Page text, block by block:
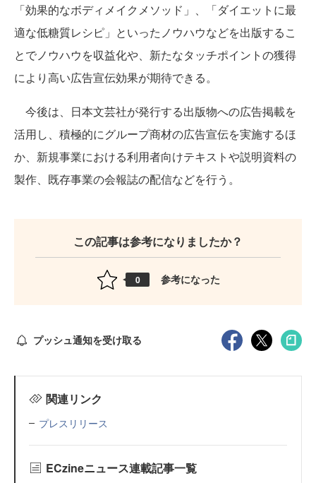
「効果的なボディメイクメソッド」、「ダイエットに最
適な低糖質レシピ」といったノウハウなどを出版するこ
とでノウハウを収益化や、新たなタッチポイントの獲得
により高い広告宣伝効果が期待できる。
今後は、日本文芸社が発行する出版物への広告掲載を
活用し、積極的にグループ商材の広告宣伝を実施するほ
か、新規事業における利用者向けテキストや説明資料の
製作、既存事業の会報誌の配信などを行う。
この記事は参考になりましたか？
0 参考になった
プッシュ通知を受け取る
関連リンク
プレスリリース
ECzineニュース連載記事一覧